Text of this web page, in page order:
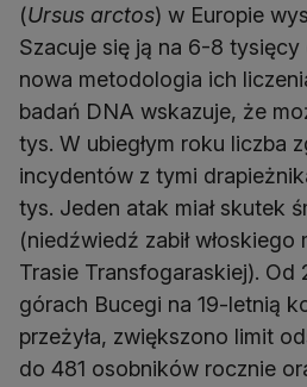
(Ursus arctos) w Europie
Szacuje się ją na 6-8
nowa metodologia ich
badań DNA wskazuje, że
tys. W ubiegłym roku liczba
incydentów z tymi
tys. Jeden atak miał skutek
(niedźwiedź zabił
Trasie Transfogaraskiej). Od
górach Bucegi na 19-letnią
przeżyła, zwiększono limit
do 481 osobników rocznie